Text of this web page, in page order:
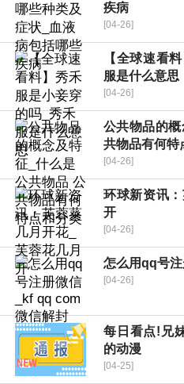
疾病
[04-26]
【全球速看
服是什么意思
[04-26]
公共物品的
共物品有何特
[04-26]
环球新资讯
开
[04-26]
怎么用qq号
[04-26]
每日看点!兄
的动漫
[04-25]